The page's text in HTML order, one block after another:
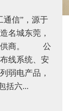
信”，源于
名城东莞，
提供商。 公
线系统、安
弱电产品，
括六...